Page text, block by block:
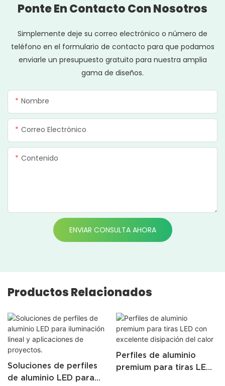
Ponte En Contacto Con Nosotros
Simplemente deje su correo electrónico o número de
teléfono en el formulario de contacto para que podamos
enviarle un presupuesto gratuito para nuestra amplia
gama de diseños.
Nombre
Correo Electrónico
Contenido
ENVIAR CONSULTA AHORA
Productos Relacionados
Soluciones de perfiles
de aluminio LED para
Perfiles de aluminio
premium para tiras LED